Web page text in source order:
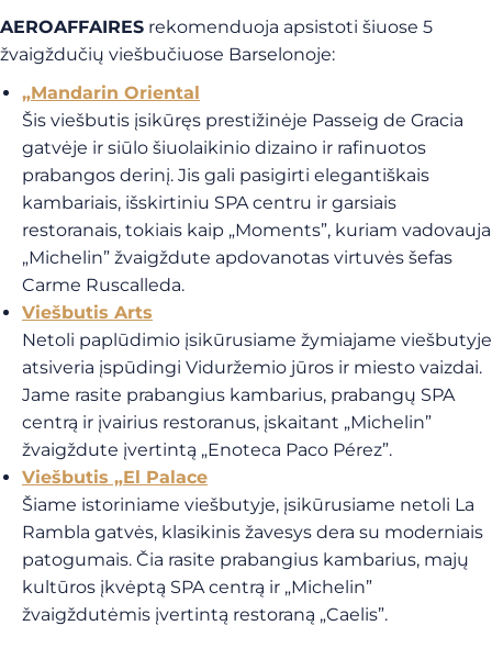
AEROAFFAIRES rekomenduoja apsistoti šiuose 5
žvaigždučių viešbučiuose Barselonoje:
„Mandarin Oriental
Šis viešbutis įsikūręs prestižinėje Passeig de Gracia
gatvėje ir siūlo šiuolaikinio dizaino ir rafinuotos
prabangos derinį. Jis gali pasigirti elegantiškais
kambariais, išskirtiniu SPA centru ir garsiais
restoranais, tokiais kaip „Moments”, kuriam vadovauja
„Michelin” žvaigždute apdovanotas virtuvės šefas
Carme Ruscalleda.
Viešbutis Arts
Netoli paplūdimio įsikūrusiame žymiajame viešbutyje
atsiveria įspūdingi Viduržemio jūros ir miesto vaizdai.
Jame rasite prabangius kambarius, prabangų SPA
centrą ir įvairius restoranus, įskaitant „Michelin”
žvaigždute įvertintą „Enoteca Paco Pérez”.
Viešbutis „El Palace
Šiame istoriniame viešbutyje, įsikūrusiame netoli La
Rambla gatvės, klasikinis žavesys dera su moderniais
patogumais. Čia rasite prabangius kambarius, majų
kultūros įkvėptą SPA centrą ir „Michelin”
žvaigždutėmis įvertintą restoraną „Caelis”.